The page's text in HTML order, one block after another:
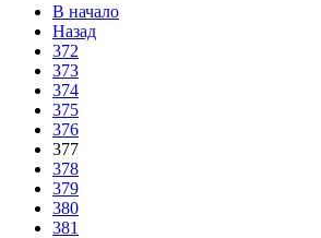
В начало
Назад
372
373
374
375
376
377
378
379
380
381